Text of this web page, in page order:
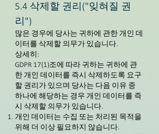
5.4 삭제할 권리("잊혀질 권
리")
많은 경우에 당사는 귀하에 관한 개인 데
이터를 삭제할 의무가 있습니다.
상세히:
GDPR 17(1)조에 따라 귀하는 귀하에 관
한 개인 데이터를 즉시 삭제하도록 요구
할 권리가 있으며 당사는 다음 이유 중
하나에 해당하는 경우 개인 데이터를 즉
시 삭제할 의무가 있습니다.
개인 데이터는 수집 또는 처리된 목적을
위해 더 이상 필요하지 않습니다.